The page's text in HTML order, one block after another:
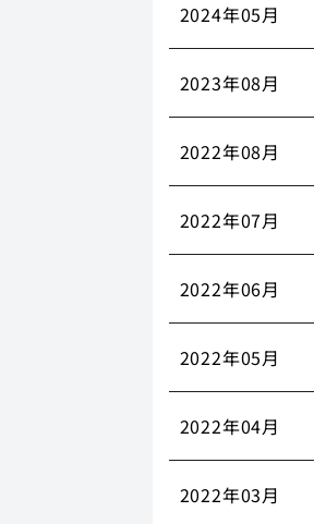
2024年05月
2023年08月
2022年08月
2022年07月
2022年06月
2022年05月
2022年04月
2022年03月